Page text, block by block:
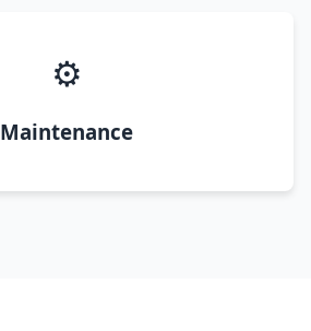
⚙️
Maintenance